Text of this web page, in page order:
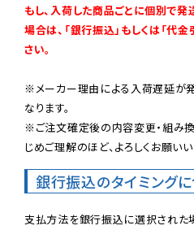
もし、入荷した商品ごとに個別で発
場合は、「銀行振込」もしくは「代
さい。
※メーカー理由による入荷遅延が
なります。
※ご注文確定後の内容変更・組み
じめご理解のほど、よろしくお願いい
銀行振込のタイミング
支払方法を銀行振込に選択された